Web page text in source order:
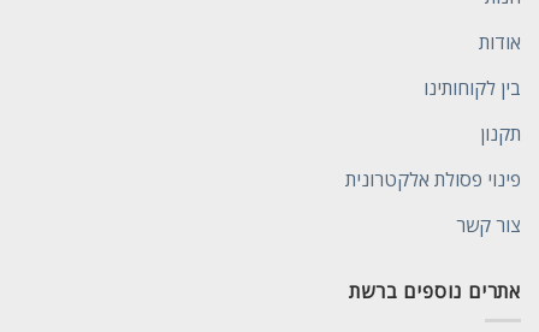
אודות
בין לקוחותינו
תקנון
פינוי פסולת אלקטרונית
צור קשר
אתרים נוספים ברשת